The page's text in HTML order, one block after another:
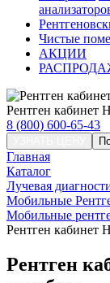
Чистые
АКЦИИ
Рентген кабинет
8 (800) 600-65-43
Главная
Каталог
Лучевая
Мобильные
Мобильные
Рентген кабинет
Рентген